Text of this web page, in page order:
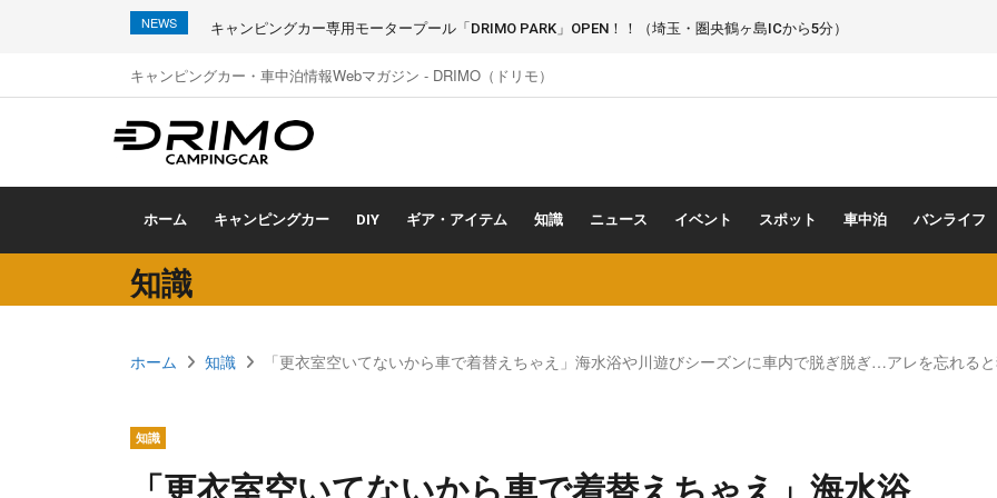
NEWS キャンピングカー専用モータープール「DRIMO PARK」OPEN！！（埼玉・圏央鶴ヶ島ICから5分）
キャンピングカー・車中泊情報Webマガジン - DRIMO（ドリモ）
ホーム キャンピングカー DIY ギア・アイテム 知識 ニュース イベント スポット 車中泊 バンライフ
知識
ホーム 知識 「更衣室空いてないから車で着替えちゃえ」海水浴や川遊びシーズンに車内で脱ぎ脱ぎ…アレを忘れる
知識
「更衣室空いてないから車で着替えちゃえ」海水浴